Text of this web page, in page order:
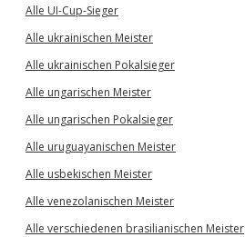
Alle UI-Cup-Sieger
Alle ukrainischen Meister
Alle ukrainischen Pokalsieger
Alle ungarischen Meister
Alle ungarischen Pokalsieger
Alle uruguayanischen Meister
Alle usbekischen Meister
Alle venezolanischen Meister
Alle verschiedenen brasilianischen Meister